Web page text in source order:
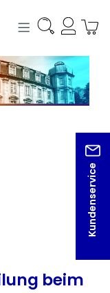
Kundenservice
beim